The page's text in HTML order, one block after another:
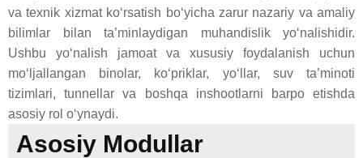
va texnik xizmat ko‘rsatish bo‘yicha zarur nazariy va amaliy
bilimlar bilan ta’minlaydigan muhandislik yo‘nalishidir.
Ushbu yo‘nalish jamoat va xususiy foydalanish uchun
mo‘ljallangan binolar, ko‘priklar, yo‘llar, suv ta’minoti
tizimlari, tunnellar va boshqa inshootlarni barpo etishda
asosiy rol o‘ynaydi.
Asosiy Modullar